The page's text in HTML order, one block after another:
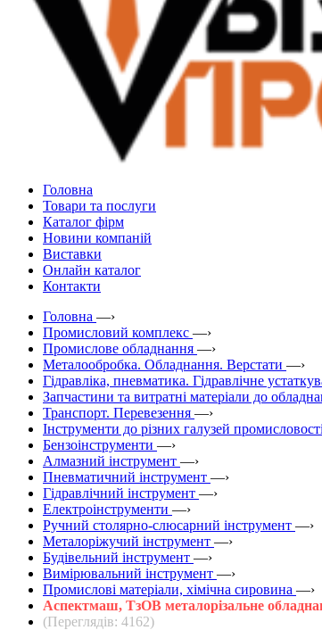
Головна
Товари та послуги
Каталог фірм
Новини компаній
Виставки
Онлайн каталог
Контакти
Головна —›
Промисловий комплекс —›
Промислове обладнання —›
Металообробка. Обладнання. Верстати —›
Гідравліка, пневматика. Гідравлічне
Запчастини та витратні матеріали до
Транспорт. Перевезення —›
Інструменти до різних галузей промисловості
Бензоінструменти —›
Алмазний інструмент —›
Пневматичний інструмент —›
Гідравлічний інструмент —›
Електроінструменти —›
Ручний столярно-слюсарний інструмент —›
Металоріжучий інструмент —›
Будівельний інструмент —›
Вимірювальний інструмент —›
Промислові матеріали, хімічна сировина —›
Аспектмаш, ТзОВ металорізальне
(Переглядів: 4162)